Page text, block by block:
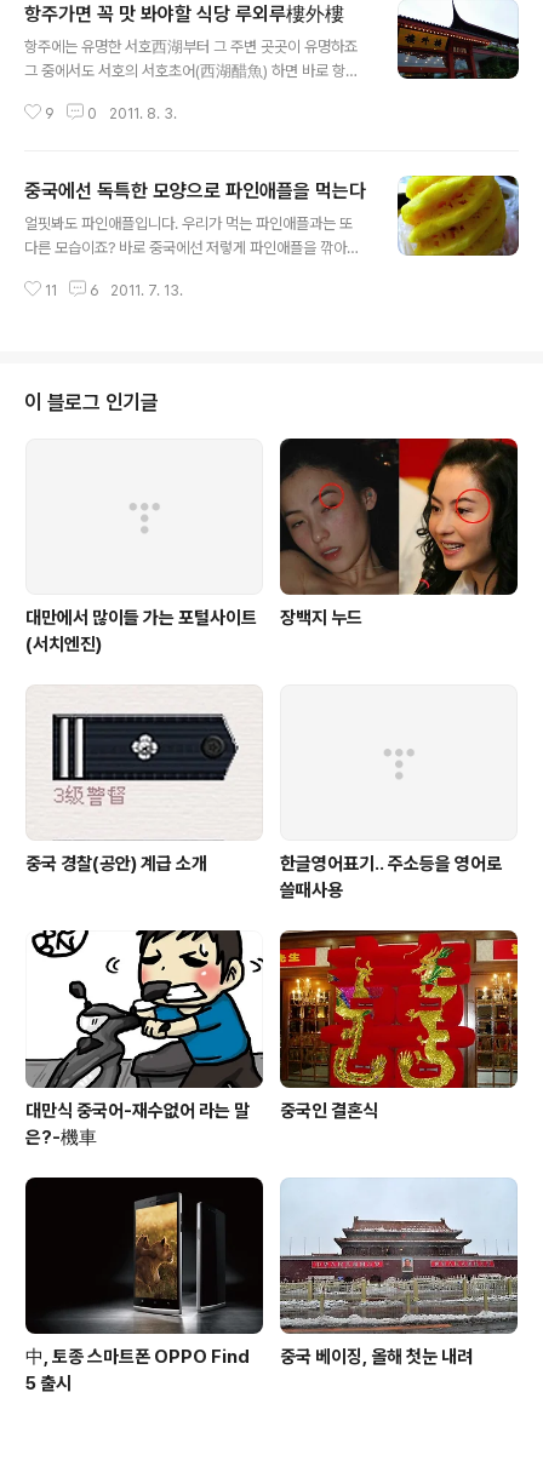
항주가면 꼭 맛 봐야할 식당 루외루樓外樓
항주에는 유명한 서호西湖부터 그 주변 곳곳이 유명하죠
그 중에서도 서호의 서호초어(西湖醋魚) 하면 바로 항주
루(樓外樓)는 중국내에서 뿐만 아니라 해외에서도 유명합
도 많습니다. 예를 들면 서호초어 (西湖醋魚), 규화동계
(叫花童鷄), 동파육 (東坡肉) 등 요리가 국내외에서도 아
주 유명합니다. 항주에서 규모가 가장 크고 큰 연회홀은(大
좌석이 1500 여개나 된다고 합니다 로우와이로우의 모습
9 0 2011. 8. 3.
중국에선 독특한 모양으로 파인애플을 먹는다
얼핏봐도 파인애플입니다. 우리가 먹는 파인애플과는 또
다른 모습이죠? 바로 중국에선 저렇게 파인애플을 깎아서
세요 라고 하면 아래의 동영상처럼 깎아줍니다. 왜이렇게
서 판매하고 있습니다. 마침 사먹은 파인애플 당도도 높고
굿~!!
11 6 2011. 7. 13.
이 블로그 인기글
대만에서 많이들 가는 포털사이트
(서치엔진)
장백지 누드
중국 경찰(공안) 계급 소개
한글영어표기.. 주소등을 영어로
쓸때사용
대만식 중국어-재수없어 라는 말
은?-機車
중국인 결혼식
中, 토종 스마트폰 OPPO Find
5 출시
중국 베이징, 올해 첫눈 내려